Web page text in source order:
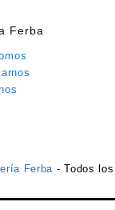
Ferba
Ferba - Todos